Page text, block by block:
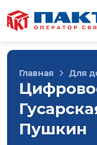
Главная Для
Пушкин